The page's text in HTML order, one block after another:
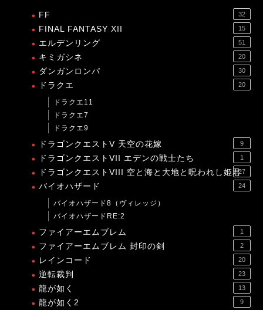
FF 32
FINAL FANTASY XII 15
エルデンリング 51
キミガシネ 20
ダンガンロンパ 30
ドラクエ 20
ドラクエ11
ドラクエ7
ドラクエ9
ドラゴンクエストV 天空の花嫁 9
ドラゴンクエストVII エデンの戦士たち 1
ドラゴンクエストVIII 空と海と大地と呪われし姫君27
バイオハザード 24
バイオハザード8（ヴィレッジ）
バイオハザードRE:2
ファイアーエムブレム 1
ファイアーエムブレム 封印の剣 2
レインコード 20
逆転裁判 23
龍が如く 13
龍が如く2 9